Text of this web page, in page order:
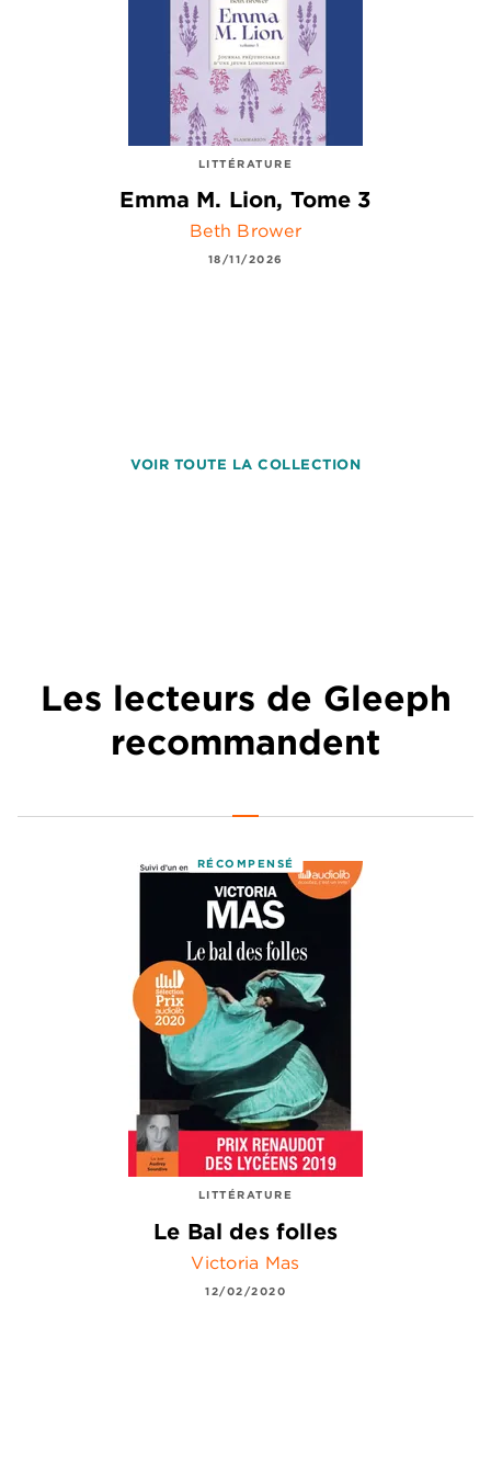
LITTÉRATURE
Emma M. Lion, Tome 3
Beth Brower
18/11/2026
VOIR TOUTE LA COLLECTION
Les lecteurs de Gleeph
recommandent
RÉCOMPENSÉ
LITTÉRATURE
Le Bal des folles
Victoria Mas
12/02/2020